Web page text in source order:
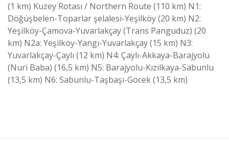
(1 km) Kuzey Rotası / Northern Route (110 km) N1:
Döğüşbelen-Toparlar şelalesi-Yeşilköy (20 km) N2:
Yeşilköy-Çamova-Yuvarlakçay (Trans Panguduz) (20
km) N2a: Yeşilköy-Yangı-Yuvarlakçay (15 km) N3:
Yuvarlakçay-Çaylı (12 km) N4: Çaylı-Akkaya-Barajyolu
(Nuri Baba) (16,5 km) N5: Barajyolu-Kızılkaya-Sabunlu
(13,5 km) N6: Sabunlu-Taşbaşı-Göcek (13,5 km)